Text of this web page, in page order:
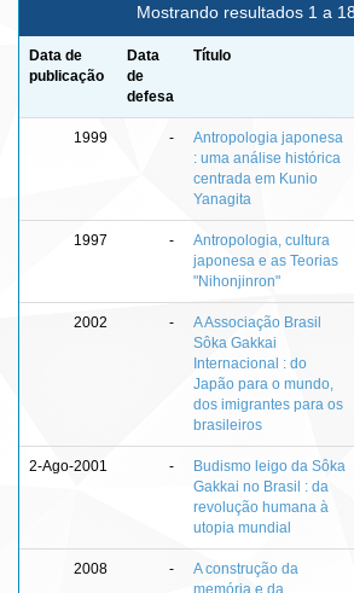
Mostrando resultados 1 a
Data de
publicação
Data
de
defesa
Título
1999 -
Antropologia japonesa
: uma análise histórica
centrada em Kunio
Yanagita
1997 -
Antropologia, cultura
japonesa e as Teorias
"Nihonjinron"
2002 -
A Associação Brasil
Sôka Gakkai
Internacional : do
Japão para o mundo,
dos imigrantes para os
brasileiros
2-Ago-2001 -
Budismo leigo da Sôka
Gakkai no Brasil : da
revolução humana à
utopia mundial
2008 -
A construção da
memória e da